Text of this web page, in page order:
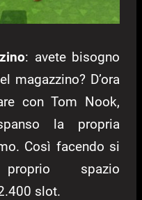
: avete bisogno
magazzino? D’ora
con Tom Nook,
la propria
Così facendo si
spazio
slot.